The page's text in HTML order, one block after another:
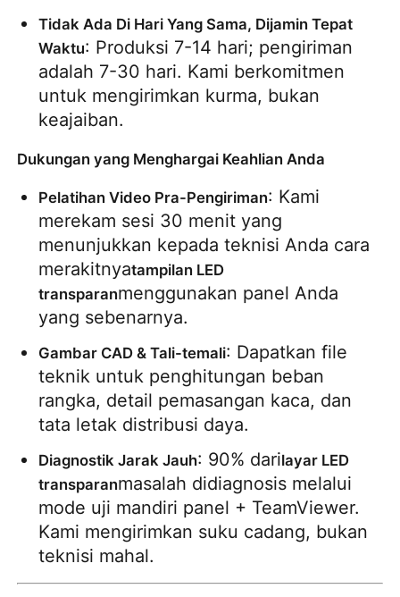
Tidak Ada Di Hari Yang Sama, Dijamin Tepat
Waktu: Produksi 7-14 hari; pengiriman
adalah 7-30 hari. Kami berkomitmen
untuk mengirimkan kurma, bukan
keajaiban.
Dukungan yang Menghargai Keahlian Anda
Pelatihan Video Pra-Pengiriman: Kami
merekam sesi 30 menit yang
menunjukkan kepada teknisi Anda cara
merakitnyatampilan LED
transparanmenggunakan panel Anda
yang sebenarnya.
Gambar CAD & Tali-temali: Dapatkan file
teknik untuk penghitungan beban
rangka, detail pemasangan kaca, dan
tata letak distribusi daya.
Diagnostik Jarak Jauh: 90% darilayar LED
transparanmasalah didiagnosis melalui
mode uji mandiri panel + TeamViewer.
Kami mengirimkan suku cadang, bukan
teknisi mahal.